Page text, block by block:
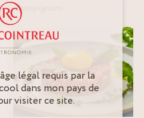
champignons
légal requis par la
dans mon pays de
visiter ce site.